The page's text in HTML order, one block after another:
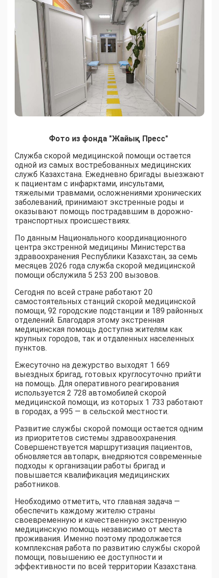
Фото из фонда "Жайық Пресс"
Служба скорой медицинской помощи остается
одной из самых востребованных медицинских
служб Казахстана. Ежедневно бригады выезжают
к пациентам с инфарктами, инсультами,
тяжелыми травмами, осложнениями хронических
заболеваний, принимают экстренные роды и
оказывают помощь пострадавшим в дорожно-
транспортных происшествиях.
По данным Национального координационного
центра экстренной медицины Министерства
здравоохранения Республики Казахстан, за семь
месяцев 2026 года служба скорой медицинской
помощи обслужила 5 253 200 вызовов.
Сегодня по всей стране работают 20
самостоятельных станций скорой медицинской
помощи, 92 городские подстанции и 189 районных
отделений. Благодаря этому экстренная
медицинская помощь доступна жителям как
крупных городов, так и отдаленных населенных
пунктов.
Ежесуточно на дежурство выходят 1 669
выездных бригад, готовых круглосуточно прийти
на помощь. Для оперативного реагирования
используется 2 728 автомобилей скорой
медицинской помощи, из которых 1 733 работают
в городах, а 995 — в сельской местности.
Развитие службы скорой помощи остается одним
из приоритетов системы здравоохранения.
Совершенствуется маршрутизация пациентов,
обновляется автопарк, внедряются современные
подходы к организации работы бригад и
повышается квалификация медицинских
работников.
Необходимо отметить, что главная задача —
обеспечить каждому жителю страны
своевременную и качественную экстренную
медицинскую помощь независимо от места
проживания. Именно поэтому продолжается
комплексная работа по развитию службы скорой
помощи, повышению ее доступности и
эффективности по всей территории Казахстана.